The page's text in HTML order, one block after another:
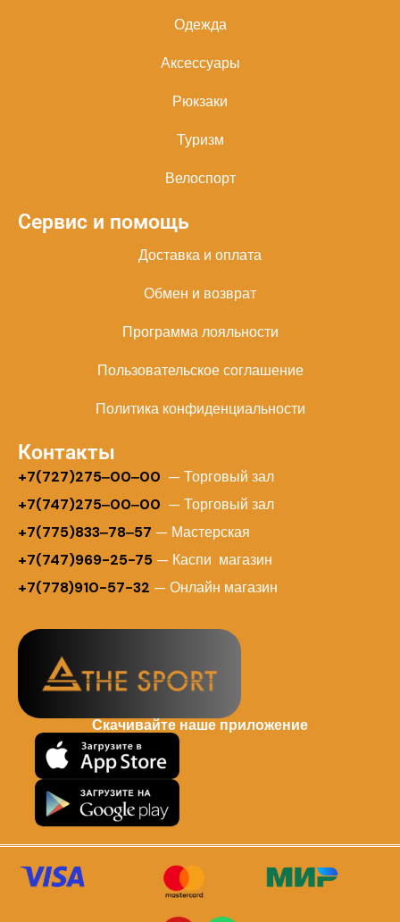
Одежда
Аксессуары
Рюкзаки
Туризм
Велоспорт
Сервис и помощь
Доставка и оплата
Обмен и возврат
Программа лояльности
Пользовательское соглашение
Политика конфиденциальности
Контакты
+7(727)275‒00‒00 — Торговый зал
+7(747)275‒00‒00 — Торговый зал
+7(775)833‒78‒57 — Мастерская
+7(747)969-25-75 — Каспи магазин
+7(778)910-57-32 — Онлайн магазин
Скачивайте наше приложение